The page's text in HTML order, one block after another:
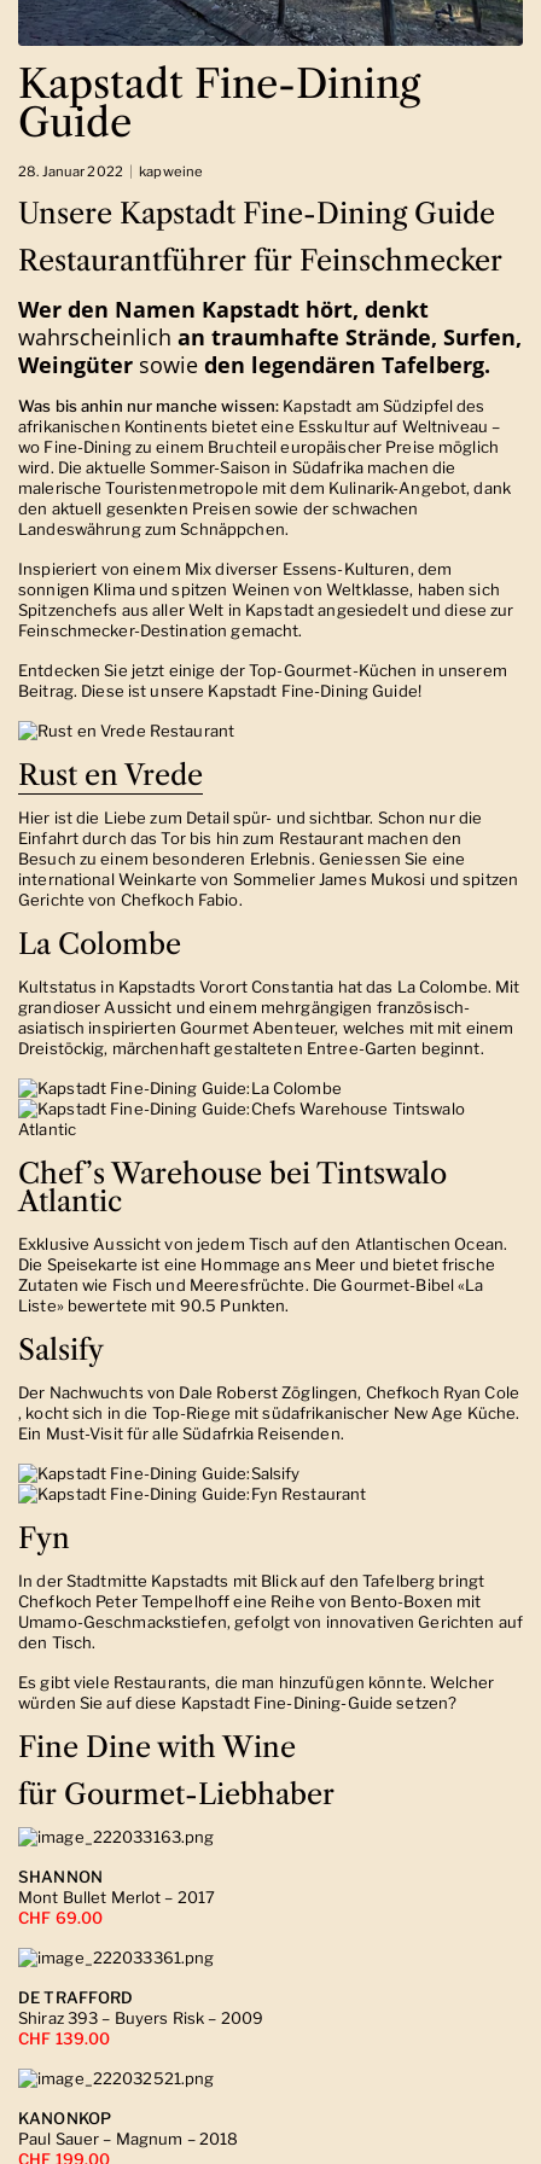
Kapstadt Fine-Dining
Guide
28. Januar 2022 kapweine
Unsere Kapstadt Fine-Dining Guide
Restaurantführer für Feinschmecker
Wer den Namen Kapstadt hört, denkt
wahrscheinlich an traumhafte Strände, Surfen,
Weingüter sowie den legendären Tafelberg.
Was bis anhin nur manche wissen: Kapstadt am Südzipfel des
afrikanischen Kontinents bietet eine Esskultur auf Weltniveau –
wo Fine-Dining zu einem Bruchteil europäischer Preise möglich
wird. Die aktuelle Sommer-Saison in Südafrika machen die
malerische Touristenmetropole mit dem Kulinarik-Angebot, dank
den aktuell gesenkten Preisen sowie der schwachen
Landeswährung zum Schnäppchen.
Inspieriert von einem Mix diverser Essens-Kulturen, dem
sonnigen Klima und spitzen Weinen von Weltklasse, haben sich
Spitzenchefs aus aller Welt in Kapstadt angesiedelt und diese zur
Feinschmecker-Destination gemacht.
Entdecken Sie jetzt einige der Top-Gourmet-Küchen in unserem
Beitrag. Diese ist unsere Kapstadt Fine-Dining Guide!
Rust en Vrede
Hier ist die Liebe zum Detail spür- und sichtbar. Schon nur die
Einfahrt durch das Tor bis hin zum Restaurant machen den
Besuch zu einem besonderen Erlebnis. Geniessen Sie eine
international Weinkarte von Sommelier James Mukosi und spitzen
Gerichte von Chefkoch Fabio.
La Colombe
Kultstatus in Kapstadts Vorort Constantia hat das La Colombe. Mit
grandioser Aussicht und einem mehrgängigen französisch-
asiatisch inspirierten Gourmet Abenteuer, welches mit mit einem
Dreistöckig, märchenhaft gestalteten Entree-Garten beginnt.
Chef’s Warehouse bei Tintswalo
Atlantic
Exklusive Aussicht von jedem Tisch auf den Atlantischen Ocean.
Die Speisekarte ist eine Hommage ans Meer und bietet frische
Zutaten wie Fisch und Meeresfrüchte. Die Gourmet-Bibel «La
Liste» bewertete mit 90.5 Punkten.
Salsify
Der Nachwuchts von Dale Roberst Zöglingen, Chefkoch Ryan Cole
, kocht sich in die Top-Riege mit südafrikanischer New Age Küche.
Ein Must-Visit für alle Südafrkia Reisenden.
Fyn
In der Stadtmitte Kapstadts mit Blick auf den Tafelberg bringt
Chefkoch Peter Tempelhoff eine Reihe von Bento-Boxen mit
Umamo-Geschmackstiefen, gefolgt von innovativen Gerichten auf
den Tisch.
Es gibt viele Restaurants, die man hinzufügen könnte. Welcher
würden Sie auf diese Kapstadt Fine-Dining-Guide setzen?
Fine Dine with Wine
für Gourmet-Liebhaber
SHANNON
Mont Bullet Merlot – 2017
CHF 69.00
DE TRAFFORD
Shiraz 393 – Buyers Risk – 2009
CHF 139.00
KANONKOP
Paul Sauer – Magnum – 2018
CHF 199.00